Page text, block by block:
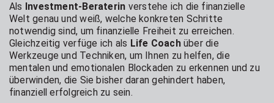
Als Investment-Beraterin verstehe ich die finanzielle
Welt genau und weiß, welche konkreten Schritte
notwendig sind, um finanzielle Freiheit zu erreichen.
Gleichzeitig verfüge ich als Life Coachüber die
Werkzeuge und Techniken, um Ihnen zu helfen, die
mentalen und emotionalen Blockaden zu erkennen und zu
überwinden, die Sie bisher daran gehindert haben,
finanziell erfolgreich zu sein.